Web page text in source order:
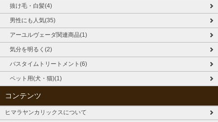
抜け毛・白髪(4)
男性にも人気(35)
アーユルヴェーダ関連商品(1)
気分を明るく(2)
バスタイムトリートメント(6)
ペット用(犬・猫)(1)
コンテンツ
ヒマラヤンカリックスについて